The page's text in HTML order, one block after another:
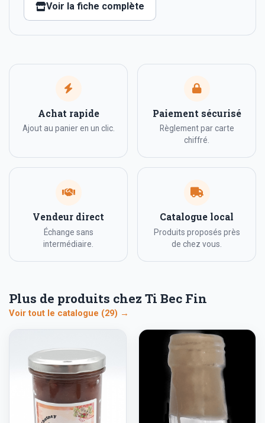
Voir la fiche complète
Achat rapide
Ajout au panier en un clic.
Paiement sécurisé
Règlement par carte
chiffré.
Vendeur direct
Échange sans
intermédiaire.
Catalogue local
Produits proposés près
de chez vous.
Plus de produits chez Ti Bec Fin
Voir tout le catalogue (29) →